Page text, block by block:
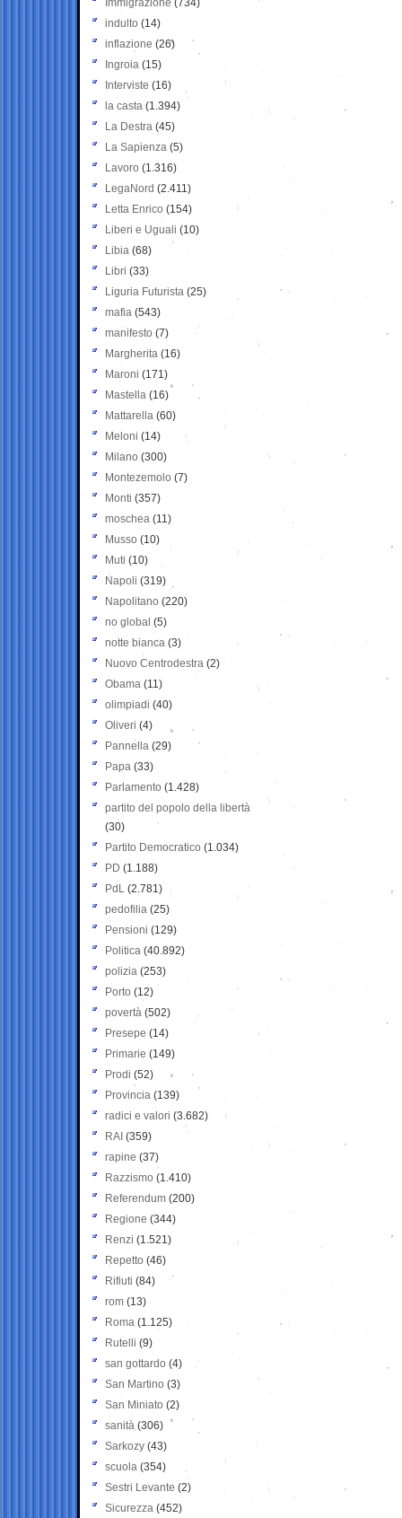
Immigrazione (734)
indulto (14)
inflazione (26)
Ingroia (15)
Interviste (16)
la casta (1.394)
La Destra (45)
La Sapienza (5)
Lavoro (1.316)
LegaNord (2.411)
Letta Enrico (154)
Liberi e Uguali (10)
Libia (68)
Libri (33)
Liguria Futurista (25)
mafia (543)
manifesto (7)
Margherita (16)
Maroni (171)
Mastella (16)
Mattarella (60)
Meloni (14)
Milano (300)
Montezemolo (7)
Monti (357)
moschea (11)
Musso (10)
Muti (10)
Napoli (319)
Napolitano (220)
no global (5)
notte bianca (3)
Nuovo Centrodestra (2)
Obama (11)
olimpiadi (40)
Oliveri (4)
Pannella (29)
Papa (33)
Parlamento (1.428)
partito del popolo della libertà
(30)
Partito Democratico (1.034)
PD (1.188)
PdL (2.781)
pedofilia (25)
Pensioni (129)
Politica (40.892)
polizia (253)
Porto (12)
povertà (502)
Presepe (14)
Primarie (149)
Prodi (52)
Provincia (139)
radici e valori (3.682)
RAI (359)
rapine (37)
Razzismo (1.410)
Referendum (200)
Regione (344)
Renzi (1.521)
Repetto (46)
Rifiuti (84)
rom (13)
Roma (1.125)
Rutelli (9)
san gottardo (4)
San Martino (3)
San Miniato (2)
sanità (306)
Sarkozy (43)
scuola (354)
Sestri Levante (2)
Sicurezza (452)